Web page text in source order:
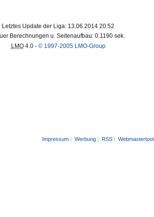
Letztes Update der Liga: 13.06.2014 20:52
Berechnungen u. Seitenaufbau: 0.1190 sek.
LMO4.0 - © 1997-2005 LMO-Group
Impressum | Werbung | RSS | Webmastertool